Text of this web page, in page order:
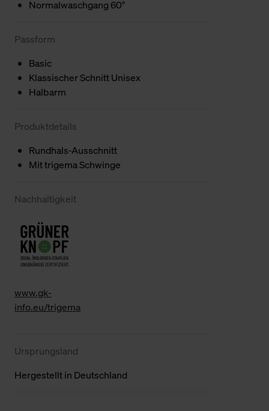
Normalwaschgang 60°
Passform
Basic
Klassischer Schnitt Unisex
Halbarm
Produktdetails
Rundhals-Ausschnitt
Mit trigema Schwinge
Nachhaltigkeit
www.gk-
info.eu/trigema
Ursprungsland
Hergestellt in Deutschland